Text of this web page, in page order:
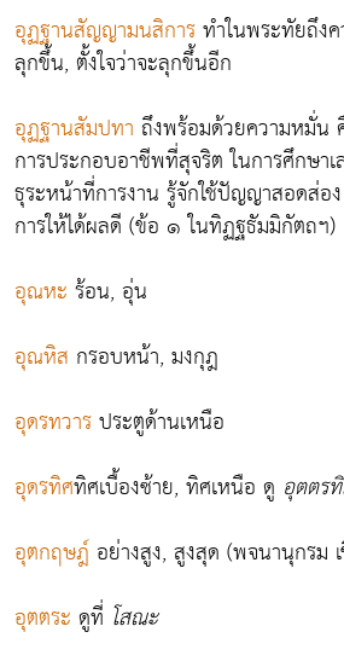
อุฏฐานสัญญามนสิการทำในพระทัยถึง
ลุกขึ้น, ตั้งใจว่าจะลุกขึ้นอีก
อุฏฐานสัมปทา ถึงพร้อมด้วยความหมั่น
การประกอบอาชีพที่สุจริต ในการศึกษาเ
ธุระหน้าที่การงาน รู้จักใช้ปัญญาสอดส่อ
การให้ได้ผลดี (ข้อ ๑ ในทิฏฐธัมมิกัตถฯ)
อุณหะ ร้อน, อุ่น
อุณหิส กรอบหน้า, มงกุฎ
อุดรทวารประตูด้านเหนือ
อุดรทิศทิศเบื้องซ้าย, ทิศเหนือ ดู อุตตร
อุตกฤษฎ์อย่างสูง, สูงสุด (พจนานุกรม
อุตตระ ดูที่ โสณะ